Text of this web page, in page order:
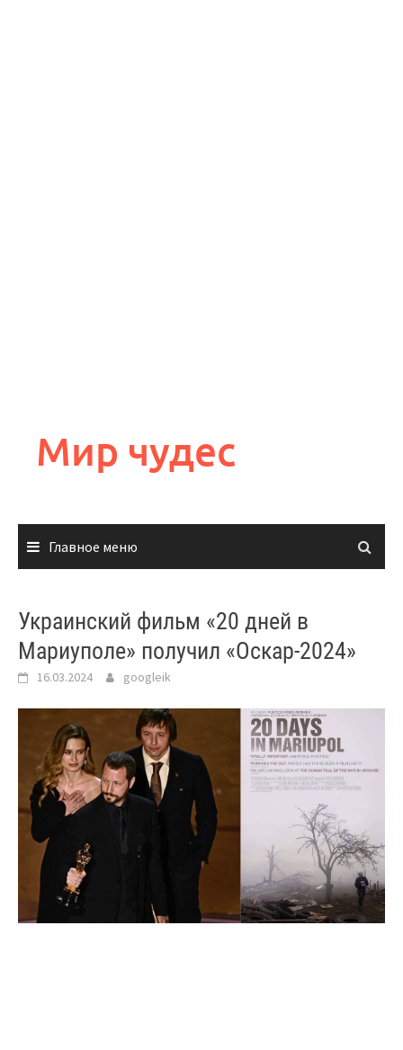
содержимому
Мир чудес
Главное меню
Украинский фильм «20 дней в
Мариуполе» получил «Оскар-2024»
16.03.2024 googleik